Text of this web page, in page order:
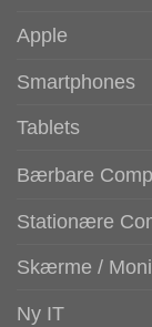
Apple
Smartphones
Tablets
Bærbare
Stationære
Skærme /
Ny IT